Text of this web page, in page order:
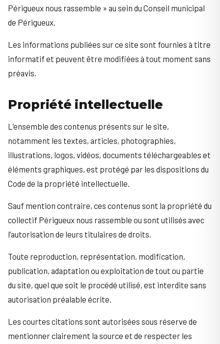
Périgueux nous rassemble » au sein du Conseil municipal
de Périgueux.
Les informations publiées sur ce site sont fournies à titre
informatif et peuvent être modifiées à tout moment sans
préavis.
Propriété intellectuelle
L’ensemble des contenus présents sur le site,
notamment les textes, articles, photographies,
illustrations, logos, vidéos, documents téléchargeables et
éléments graphiques, est protégé par les dispositions du
Code de la propriété intellectuelle.
Sauf mention contraire, ces contenus sont la propriété du
collectif Périgueux nous rassemble ou sont utilisés avec
l’autorisation de leurs titulaires de droits.
Toute reproduction, représentation, modification,
publication, adaptation ou exploitation de tout ou partie
du site, quel que soit le procédé utilisé, est interdite sans
autorisation préalable écrite.
Les courtes citations sont autorisées sous réserve de
mentionner clairement la source et de respecter les